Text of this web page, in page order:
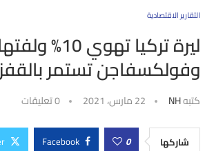
التقارير الاقتصادية
ليرة تركيا تهوي
وفولكسفاجن تستمر
كتبهNH 22 مارس، 2021 0 تعليقات
شاركها 0
Facebook